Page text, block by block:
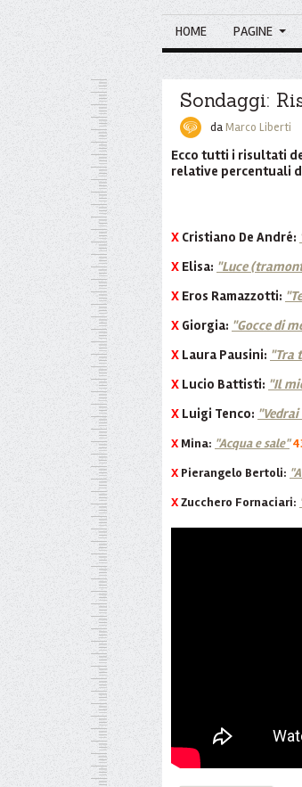
HOME PAGINE
Sondaggi:
daMarco Liberti
Ecco tutti i risultati
relative percentuali
X Cristiano De André:
X Elisa: "Luce
X Eros Ramazzotti:
X Giorgia: "Gocce di
X Laura Pausini: "Tra
X Lucio Battisti: "Il
X Luigi Tenco:
X Mina: "Acqua e sale"
X Pierangelo Bertoli:
XZucchero Fornaciari: